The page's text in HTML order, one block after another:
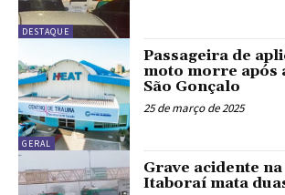
DESTAQUE
GERAL
Passageira de
moto morre após
São Gonçalo
25 de março de 2025
Grave acidente na
Itaboraí mata